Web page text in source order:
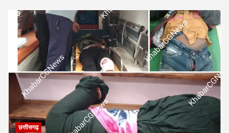
छत्तीसगढ़